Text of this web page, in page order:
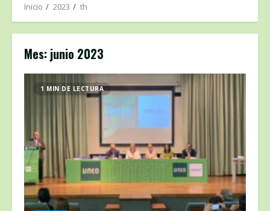
Inicio 2023 th
Mes: junio 2023
1 MIN DE LECTURA